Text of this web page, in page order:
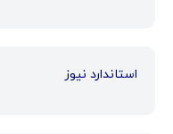
استاندارد نیوز